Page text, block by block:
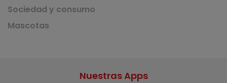
Sociedad y consumo
Mascotas
Nuestras Apps